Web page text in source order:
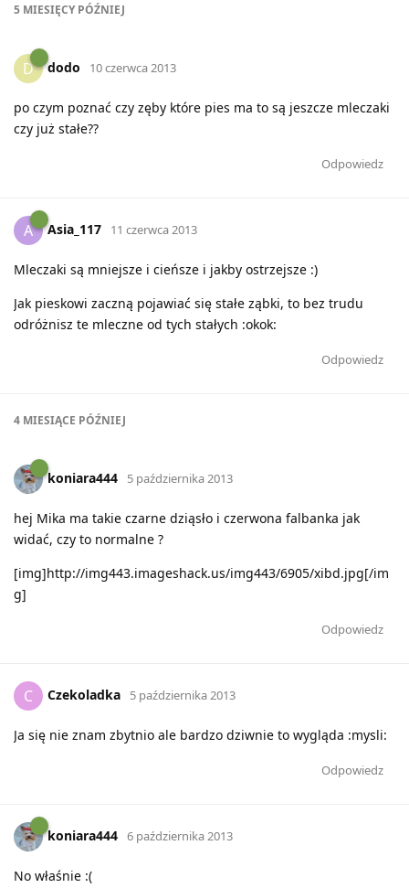
5 MIESIĘCYPÓŹNIEJ
D dodo 10 czerwca 2013
po czym poznać czy zęby które pies ma to są jeszcze mleczaki
czy już stałe??
Odpowiedz
A Asia_117 11 czerwca 2013
Mleczaki są mniejsze i cieńsze i jakby ostrzejsze :)
Jak pieskowi zaczną pojawiać się stałe ząbki, to bez trudu
odróżnisz te mleczne od tych stałych :okok:
Odpowiedz
4 MIESIĄCE PÓŹNIEJ
koniara444 5 października 2013
hej Mika ma takie czarne dziąsło i czerwona falbanka jak
widać, czy to normalne ?
[img]http://img443.imageshack.us/img443/6905/xibd.jpg[/im
g]
Odpowiedz
C Czekoladka 5 października 2013
Ja się nie znam zbytnio ale bardzo dziwnie to wygląda :mysli:
Odpowiedz
koniara444 6 października 2013
No właśnie :(